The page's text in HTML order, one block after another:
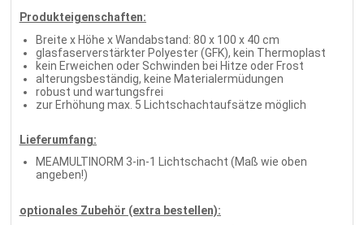
Produkteigenschaften:
Breite x Höhe x Wandabstand: 80 x 100 x 40 cm
glasfaserverstärkter Polyester (GFK), kein Thermoplast
kein Erweichen oder Schwinden bei Hitze oder Frost
alterungsbeständig, keine Materialermüdungen
robust und wartungsfrei
zur Erhöhung max. 5 Lichtschachtaufsätze möglich
Lieferumfang:
MEAMULTINORM 3-in-1 Lichtschacht (Maß wie oben
angeben!)
optionales Zubehör (extra bestellen):